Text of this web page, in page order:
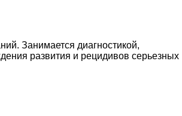
Занимается диагностикой,
развития и рецидивов серьезных